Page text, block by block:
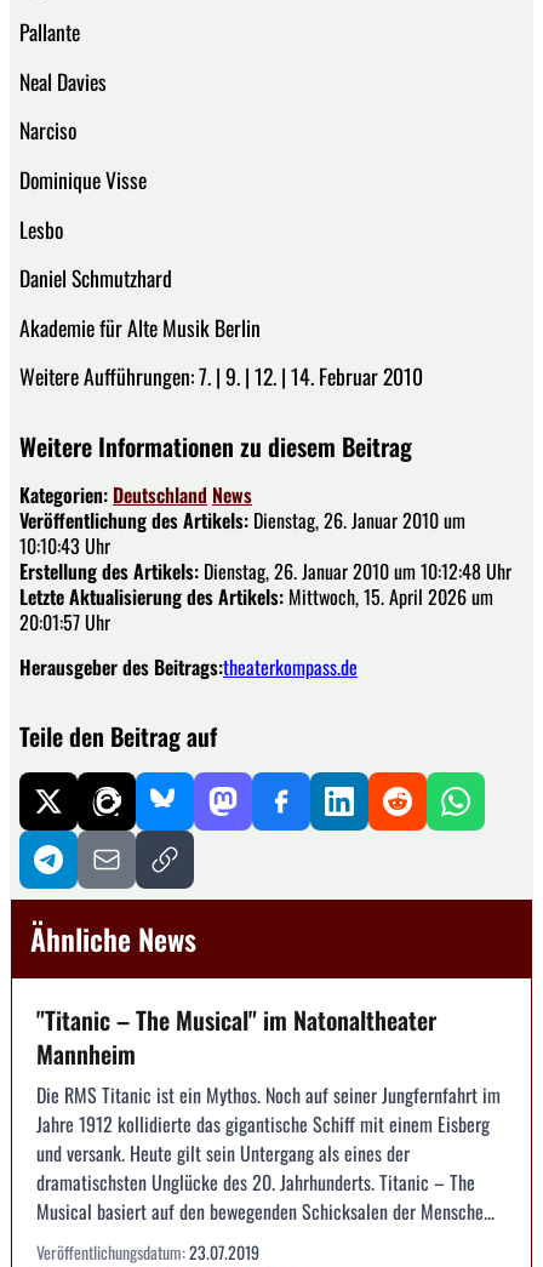
Pallante
Neal Davies
Narciso
Dominique Visse
Lesbo
Daniel Schmutzhard
Akademie für Alte Musik Berlin
Weitere Aufführungen: 7. | 9. | 12. | 14. Februar 2010
Weitere Informationen zu diesem Beitrag
Kategorien: Deutschland News
Veröffentlichung des Artikels: Dienstag, 26. Januar 2010 um
10:10:43 Uhr
Erstellung des Artikels: Dienstag, 26. Januar 2010 um 10:12:48 Uhr
Letzte Aktualisierung des Artikels: Mittwoch, 15. April 2026 um
20:01:57 Uhr
Herausgeber des Beitrags:theaterkompass.de
Teile den Beitrag auf
Ähnliche News
"Titanic – The Musical" im Natonaltheater
Mannheim
Die RMS Titanic ist ein Mythos. Noch auf seiner Jungfernfahrt im
Jahre 1912 kollidierte das gigantische Schiff mit einem Eisberg
und versank. Heute gilt sein Untergang als eines der
dramatischsten Unglücke des 20. Jahrhunderts. Titanic – The
Musical basiert auf den bewegenden Schicksalen der Mensche...
Veröffentlichungsdatum:23.07.2019